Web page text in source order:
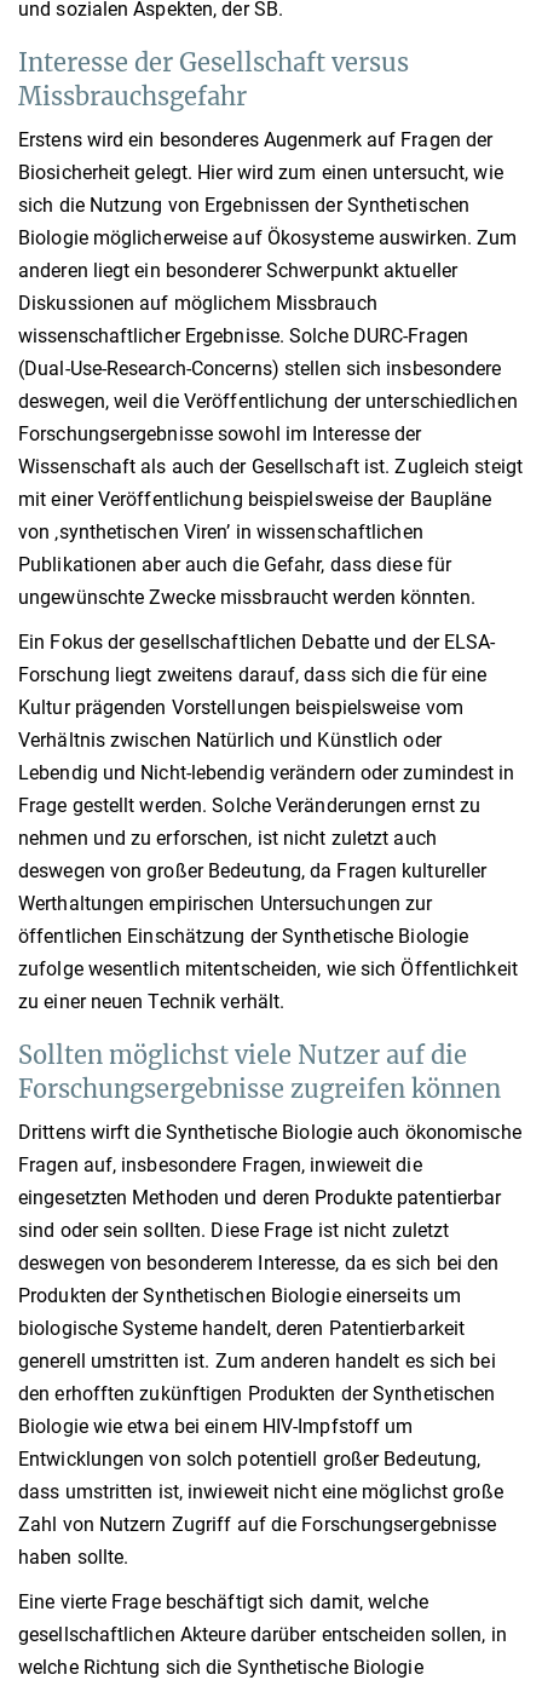
und sozialen Aspekten, der SB.
Interesse der Gesellschaft versus
Missbrauchsgefahr
Erstens wird ein besonderes Augenmerk auf Fragen der
Biosicherheit gelegt. Hier wird zum einen untersucht, wie
sich die Nutzung von Ergebnissen der Synthetischen
Biologie möglicherweise auf Ökosysteme auswirken. Zum
anderen liegt ein besonderer Schwerpunkt aktueller
Diskussionen auf möglichem Missbrauch
wissenschaftlicher Ergebnisse. Solche DURC-Fragen
(Dual-Use-Research-Concerns) stellen sich insbesondere
deswegen, weil die Veröffentlichung der unterschiedlichen
Forschungsergebnisse sowohl im Interesse der
Wissenschaft als auch der Gesellschaft ist. Zugleich steigt
mit einer Veröffentlichung beispielsweise der Baupläne
von ‚synthetischen Viren’ in wissenschaftlichen
Publikationen aber auch die Gefahr, dass diese für
ungewünschte Zwecke missbraucht werden könnten.
Ein Fokus der gesellschaftlichen Debatte und der ELSA-
Forschung liegt zweitens darauf, dass sich die für eine
Kultur prägenden Vorstellungen beispielsweise vom
Verhältnis zwischen Natürlich und Künstlich oder
Lebendig und Nicht-lebendig verändern oder zumindest in
Frage gestellt werden. Solche Veränderungen ernst zu
nehmen und zu erforschen, ist nicht zuletzt auch
deswegen von großer Bedeutung, da Fragen kultureller
Werthaltungen empirischen Untersuchungen zur
öffentlichen Einschätzung der Synthetische Biologie
zufolge wesentlich mitentscheiden, wie sich Öffentlichkeit
zu einer neuen Technik verhält.
Sollten möglichst viele Nutzer auf die
Forschungsergebnisse zugreifen können
Drittens wirft die Synthetische Biologie auch ökonomische
Fragen auf, insbesondere Fragen, inwieweit die
eingesetzten Methoden und deren Produkte patentierbar
sind oder sein sollten. Diese Frage ist nicht zuletzt
deswegen von besonderem Interesse, da es sich bei den
Produkten der Synthetischen Biologie einerseits um
biologische Systeme handelt, deren Patentierbarkeit
generell umstritten ist. Zum anderen handelt es sich bei
den erhofften zukünftigen Produkten der Synthetischen
Biologie wie etwa bei einem HIV-Impfstoff um
Entwicklungen von solch potentiell großer Bedeutung,
dass umstritten ist, inwieweit nicht eine möglichst große
Zahl von Nutzern Zugriff auf die Forschungsergebnisse
haben sollte.
Eine vierte Frage beschäftigt sich damit, welche
gesellschaftlichen Akteure darüber entscheiden sollen, in
welche Richtung sich die Synthetische Biologie